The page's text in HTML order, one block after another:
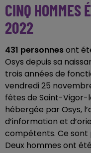
CINQ HOMMES
2022
431 personnesont
Osys depuis sa
trois années de
vendredi 25
fêtes de Saint-Vigor-
hébergée par Osys,
d’information et
compétents. Ce
Deux hommes ont